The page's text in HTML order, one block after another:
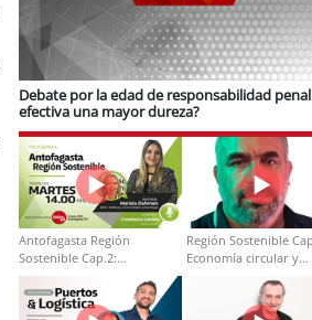
Debate por la edad de responsabilidad
efectiva una mayor dureza?
Antofagasta Región
Sostenible Cap.2:
Educación ambiental y
formación de capacidades
técnicas
Región Sostenible
Economía circular y